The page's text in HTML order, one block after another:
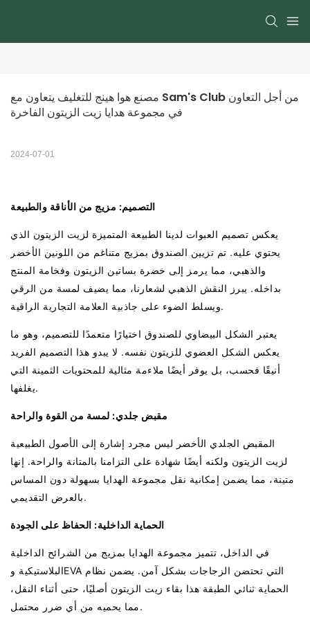
مصنع هوا هينج للتغليف يتعاون مع Sam's Club من أجل التعاون
في مجموعة هدايا زيت الزيتون الفاخرة
2024-07-01
التصميم: مزيج من الأناقة والطبيعة
يعكس تصميم العبوات لدينا الطبيعة المتميزة لزيت الزيتون الذي
يحتوي عليه. تم تزيين الصندوق بمزيج متناغم من اللونين الأخضر
والذهبي، مما يرمز إلى خضرة بساتين الزيتون وفخامة المنتج
بداخله. يبرز النقش الذهبي لشعارنا، مما يضيف لمسة من الرقي
ويسلط الضوء على جاذبية العلامة التجارية الراقية.
يعتبر الشكل البيضاوي للصندوق اختيارًا متعمدًا للتصميم، وهو ما
يعكس الشكل العضوي للزيتون نفسه. لا يبدو هذا التصميم الفريد
أنيقًا فحسب، بل يوفر أيضًا ملاءمة مثالية للمحتويات الثمينة التي
يغلفها.
مقبض جلدي: لمسة من القوة والراحة
المقبض الجلدي الأخضر ليس مجرد إشارة إلى الأصول الطبيعية
لزيت الزيتون ولكنه أيضًا شهادة على التزامنا بالمتانة والراحة. إنها
متينة، مما يضمن إمكانية نقل مجموعة الهدايا بسهولة دون المساس
بالعرض التقديمي.
الحماية الداخلية: الحفاظ على الجودة
في الداخل، تتميز مجموعة الهدايا بمزيج من الشرائح الداخلية
البلاستيكية وEVA التي تحتضن الزجاجات بشكل آمن. يضمن نظام
الحماية ثنائي الطبقة هذا بقاء زيت الزيتون أصليًا، حتى أثناء النقل،
مما يحميه من أي ضرر محتمل.